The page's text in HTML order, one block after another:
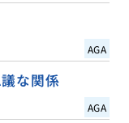
AGA
な関係
AGA